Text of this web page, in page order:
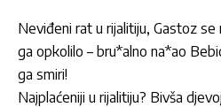
Neviđeni rat u rijalitiju, Gastoz
ga opkolilo – bru*alno na*ao
ga smiri!
Najplaćeniji u rijalitiju? Bivša